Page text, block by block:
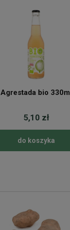
Agrestada bio 330ml
5,10 zł
do koszyka